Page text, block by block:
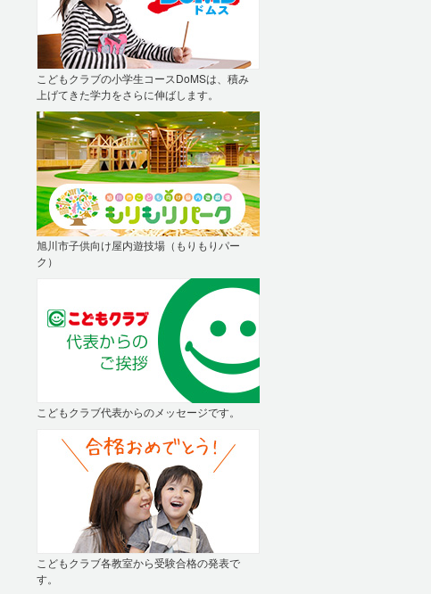
こどもクラブの小学生コースDoMSは、積み
上げてきた学力をさらに伸ばします。
旭川市子供向け屋内遊技場（もりもりパー
ク）
こどもクラブ代表からのメッセージです。
こどもクラブ各教室から受験合格の発表で
す。